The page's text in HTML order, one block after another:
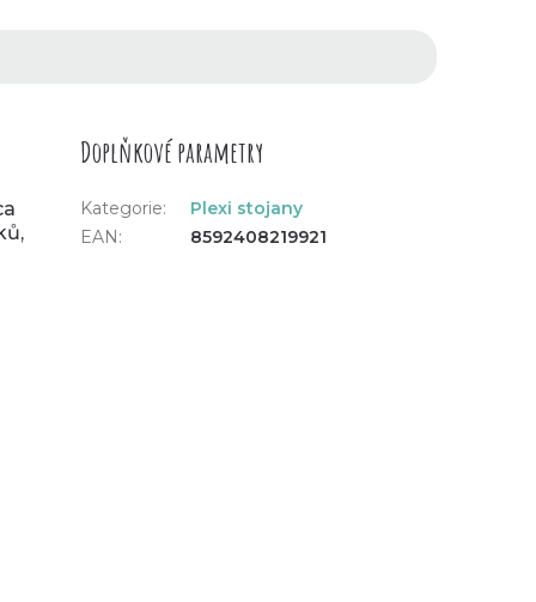
Doplňkové parametry
Kategorie:
Plexi stojany
EAN: 8592408219921